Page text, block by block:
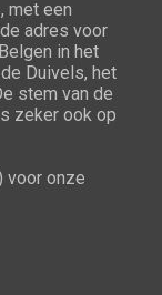
met een
adres voor
in het
Duivels, het
stem van de
zeker ook op
voor onze